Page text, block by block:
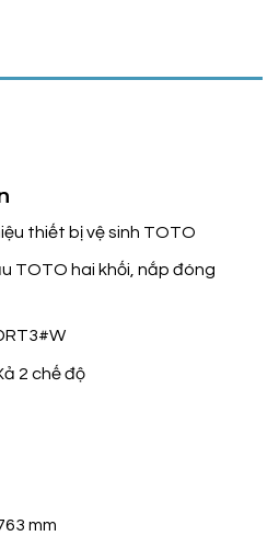
thiết bị vệ sinh TOTO
TOTO hai khối, nắp đóng
2 chế độ
mm